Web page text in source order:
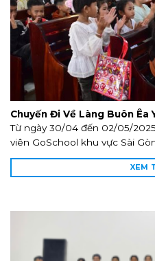
Chuyến Đi Về Làng Buôn Êa
Từ ngày 30/04 đến 02/05/
viên GoSchool khu vực Sài
XEM